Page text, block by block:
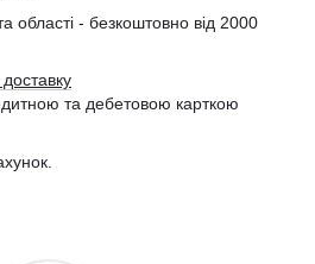
області - безкоштовно від 2000
та дебетовою карткою